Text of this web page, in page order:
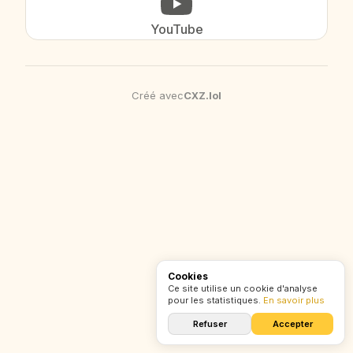
YouTube
Créé avecCXZ.lol
Cookies
Ce site utilise un cookie d'analyse
pour les statistiques. En savoir plus
Refuser Accepter